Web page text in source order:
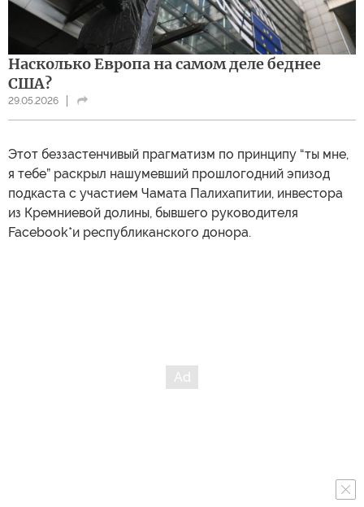
Насколько Европа на самом деле беднее
США?
29.05.2026
Этот беззастенчивый прагматизм по принципу “ты мне,
я тебе” раскрыл нашумевший прошлогодний эпизод
подкаста с участием Чамата Палихапитии, инвестора
из Кремниевой долины, бывшего руководителя
Facebook*и республиканского донора.